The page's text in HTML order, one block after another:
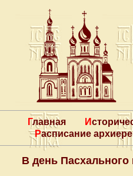
Главная
Расписание
В день